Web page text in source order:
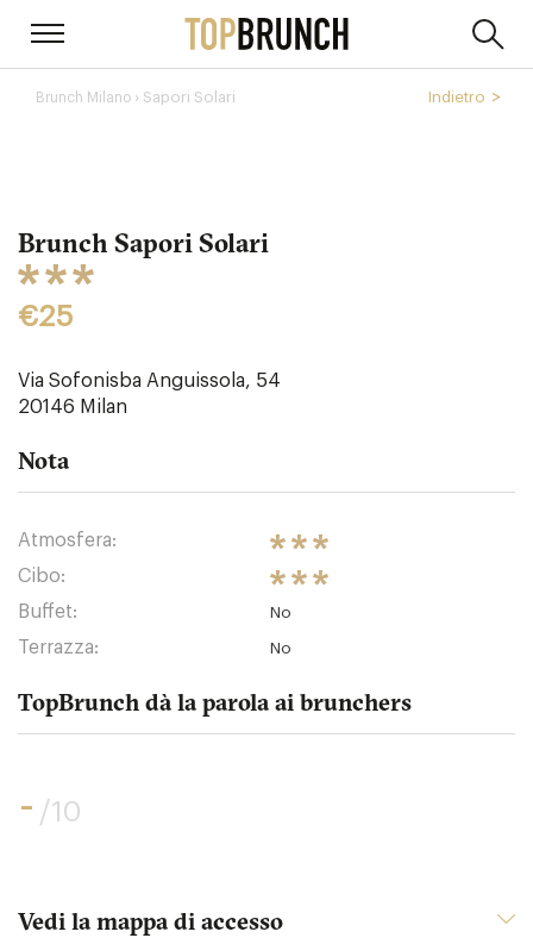
Brunch Milano › Sapori Solari Indietro
Brunch Sapori Solari
€25
Via Sofonisba Anguissola, 54
20146 Milan
Nota
Atmosfera:
Cibo:
Buffet:
No
Terrazza: No
TopBrunch dà la parola ai brunchers
- /10
Vedi la mappa di accesso